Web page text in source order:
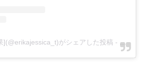
](@erikajessica_t)がシェアした投稿 - 2018